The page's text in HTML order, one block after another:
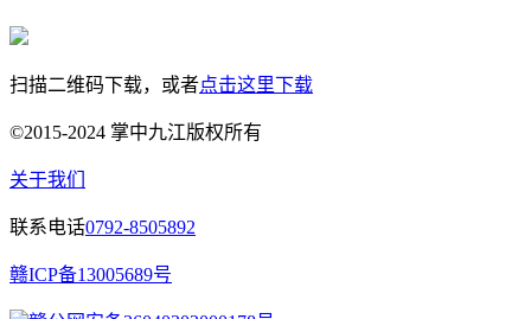
扫描二维码下载，或者点击这里下载
©2015-2024 掌中九江版权所有
关于我们
联系电话0792-8505892
赣ICP备13005689号